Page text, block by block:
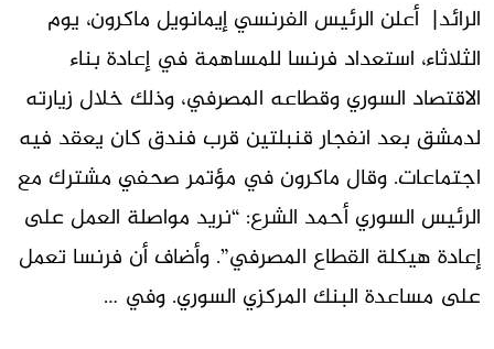
الرائد| أعلن الرئيس الفرنسي إيمانويل ماكرون، يوم
الثلاثاء، استعداد فرنسا للمساهمة في إعادة بناء
الاقتصاد السوري وقطاعه المصرفي، وذلك خلال زيارته
لدمشق بعد انفجار قنبلتين قرب فندق كان يعقد فيه
اجتماعات. وقال ماكرون في مؤتمر صحفي مشترك مع
الرئيس السوري أحمد الشرع: “نريد مواصلة العمل على
إعادة هيكلة القطاع المصرفي”. وأضاف أن فرنسا تعمل
على مساعدة البنك المركزي السوري. وفي …